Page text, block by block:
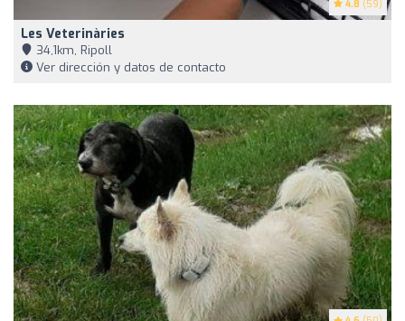
4.8 (59)
Les Veterinàries
34,1km, Ripoll
Ver dirección y datos de contacto